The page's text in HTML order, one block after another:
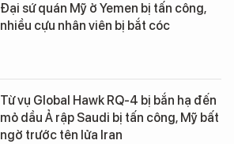
Đại sứ quán Mỹ ở Yemen bị tấn công,
nhiều cựu nhân viên bị bắt cóc
Từ vụ Global Hawk RQ-4 bị bắn hạ đến
mỏ dầu Ả rập Saudi bị tấn công, Mỹ bất
ngờ trước tên lửa Iran